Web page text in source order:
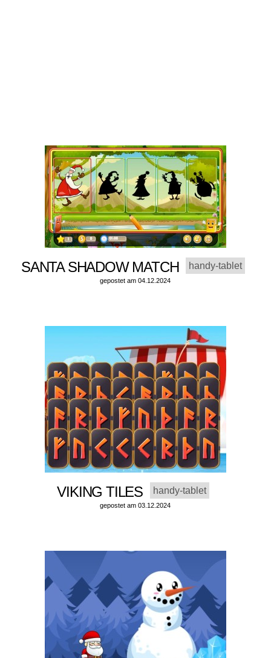
SANTA SHADOW MATCH handy-tablet
gepostet am 04.12.2024
VIKING TILES handy-tablet
gepostet am 03.12.2024